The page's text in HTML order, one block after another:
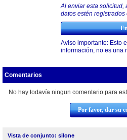
Al enviar esta solicitud,
datos estén
Aviso importante: Esto
información, no es una
Comentarios
No hay todavía ningun comentario para
Por favor, dar su
Vista de conjunto: silone